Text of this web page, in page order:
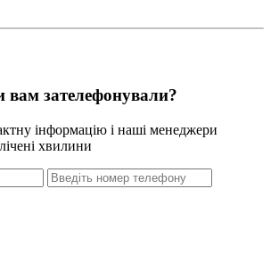
вам зателефонували?
інформацію і наші менеджери
хвилини